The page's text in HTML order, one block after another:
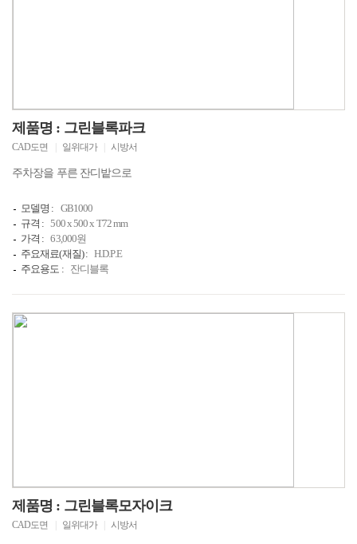
제품명 : 그린블록파크
CAD도면 일위대가 시방서
주차장을 푸른 잔디밭으로
모델명 : GB1000
규격 : 500 x 500 x T72 mm
가격 : 63,000원
주요재료(재질) : H.D.P.E
주요용도 :
잔디블록
제품명 : 그린블록모자이크
CAD도면 일위대가 시방서